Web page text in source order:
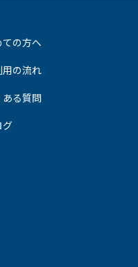
ての方へ
用の流れ
ある質問
グ